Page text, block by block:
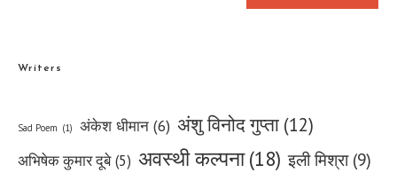
Writers
Sad Poem (1) अंकेश धीमान (6) अंशु विनोद गुप्ता (12)
अभिषेक कुमार दूबे (5) अवस्थी कल्पना (18) इली मिश्रा (9)